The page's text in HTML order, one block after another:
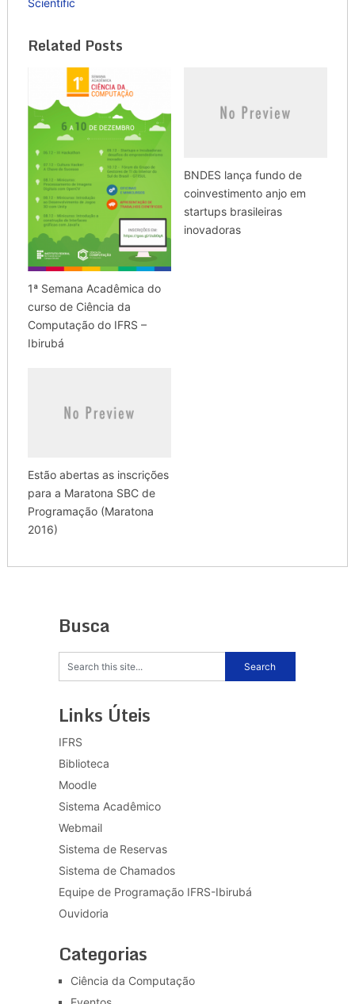
Scientific
Related Posts
1ª Semana Acadêmica do
curso de Ciência da
Computação do IFRS –
Ibirubá
BNDES lança fundo de
coinvestimento anjo em
startups brasileiras
inovadoras
Estão abertas as inscrições
para a Maratona SBC de
Programação (Maratona
2016)
Busca
Links Úteis
IFRS
Biblioteca
Moodle
Sistema Acadêmico
Webmail
Sistema de Reservas
Sistema de Chamados
Equipe de Programação IFRS-Ibirubá
Ouvidoria
Categorias
Ciência da Computação